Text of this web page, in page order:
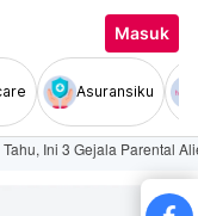
Masuk
Asuransiku
Ini 3 Gejala Parental